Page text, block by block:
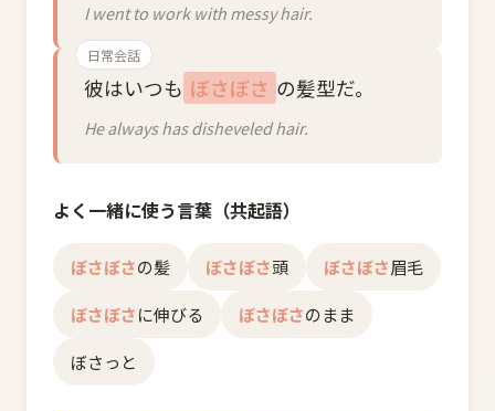
I went to work with messy hair.
日常会話
彼はいつも ぼさぼさ の髪型だ。
He always has disheveled hair.
よく一緒に使う言葉（共起語）
ぼさぼさの髪 ぼさぼさ頭 ぼさぼさ眉毛
ぼさぼさに伸びる ぼさぼさのまま
ぼさっと